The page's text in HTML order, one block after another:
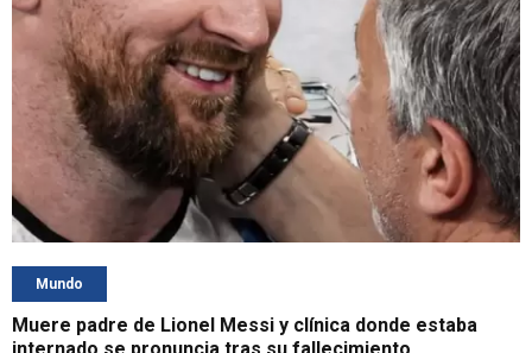
Mundo
Muere padre de Lionel Messi y clínica donde estaba
internado se pronuncia tras su fallecimiento